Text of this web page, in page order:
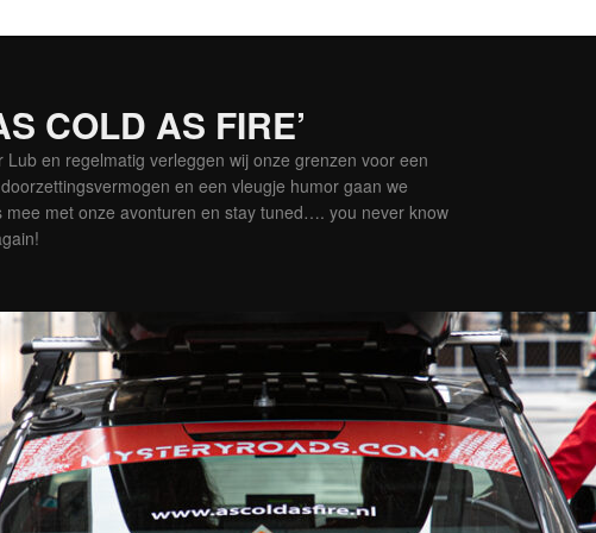
COLD AS FIRE’
Lub en regelmatig verleggen wij onze grenzen voor een
en een vleugje humor gaan we
mee met onze avonturen en stay tuned…. you never know